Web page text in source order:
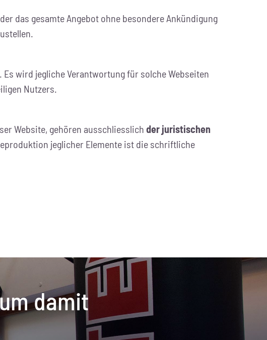
das gesamte Angebot ohne besondere Ankündigung
wird jegliche Verantwortung für solche Webseiten
Nutzers.
Website, gehören ausschliesslich der juristischen
jeglicher Elemente ist die schriftliche
damit